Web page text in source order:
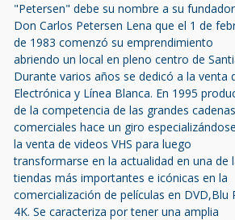
"Petersen" debe su nombre a su fundador
Don Carlos Petersen Lena que el 1 de
de 1983 comenzó su emprendimiento
abriendo un local en pleno centro de
Durante varios años se dedicó a la venta
Electrónica y Línea Blanca. En 1995
de la competencia de las grandes cadenas
comerciales hace un giro
la venta de videos VHS para luego
transformarse en la actualidad en una de
tiendas más importantes e icónicas en la
comercialización de películas en DVD,Blu
4K. Se caracteriza por tener una amplia